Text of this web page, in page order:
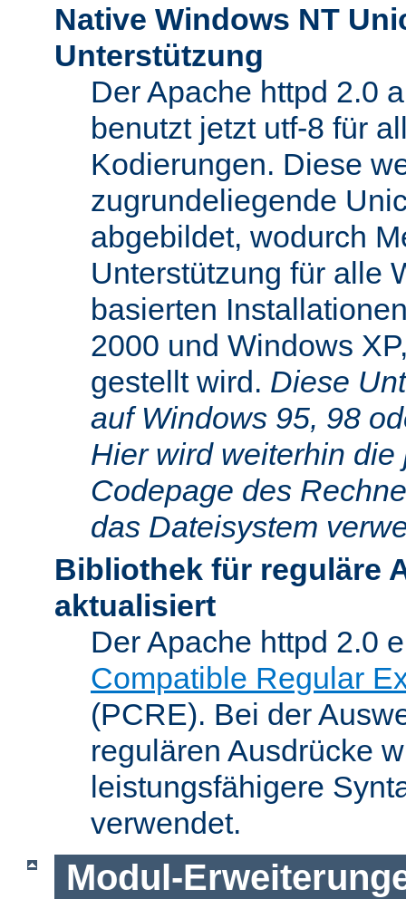
Native Windows NT
Unterstützung
Der Apache httpd 2.0
benutzt jetzt utf-8 für
Kodierungen. Diese
zugrundeliegende
abgebildet, wodurch
Unterstützung für alle
basierten
2000 und Windows
gestellt wird. Diese
auf Windows 95, 98
Hier wird weiterhin
Codepage des
das Dateisystem
Bibliothek für reguläre
aktualisiert
Der Apache httpd 2.0
Compatible Regular
(PCRE). Bei der
regulären Ausdrücke
leistungsfähigere
verwendet.
Modul-